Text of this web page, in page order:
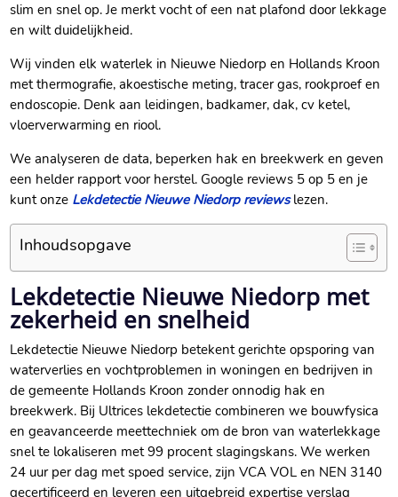
slim en snel op.​ Je merkt vocht of een nat plafond door lekkage
en wilt duidelijkheid.​
Wij vinden elk waterlek in Nieuwe Niedorp en Hollands Kroon
met thermografie, akoestische meting, tracer gas, rookproef en
endoscopie.​ Denk aan leidingen, badkamer, dak, cv ketel,
vloerverwarming en riool.​
We analyseren de data, beperken hak en breekwerk en geven
een helder rapport voor herstel.​ Google reviews 5 op 5 en je
kunt onze Lekdetectie Nieuwe Niedorp reviewslezen.​
Inhoudsopgave
Lekdetectie Nieuwe Niedorp met
zekerheid en snelheid
Lekdetectie Nieuwe Niedorp betekent gerichte opsporing van
waterverlies en vochtproblemen in woningen en bedrijven in
de gemeente Hollands Kroon zonder onnodig hak en
breekwerk.​ Bij Ultrices lekdetectie combineren we bouwfysica
en geavanceerde meettechniek om de bron van waterlekkage
snel te lokaliseren met 99 procent slagingskans.​ We werken
24 uur per dag met spoed service, zijn VCA VOL en NEN 3140
gecertificeerd en leveren een uitgebreid expertise verslag